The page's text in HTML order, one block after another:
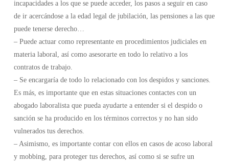
incapacidades a los que se puede acceder, los pasos a seguir en caso
de ir acercándose a la edad legal de jubilación, las pensiones a las que
puede tenerse derecho…
– Puede actuar como representante en procedimientos judiciales en
materia laboral, así como asesorarte en todo lo relativo a los
contratos de trabajo.
– Se encargaría de todo lo relacionado con los despidos y sanciones.
Es más, es importante que en estas situaciones contactes con un
abogado laboralista que pueda ayudarte a entender si el despido o
sanción se ha producido en los términos correctos y no han sido
vulnerados tus derechos.
– Asimismo, es importante contar con ellos en casos de acoso laboral
y mobbing, para proteger tus derechos, así como si se sufre un